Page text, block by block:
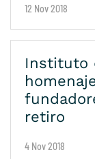
12 Nov 2018
Instituto
retiro
4 Nov 2018